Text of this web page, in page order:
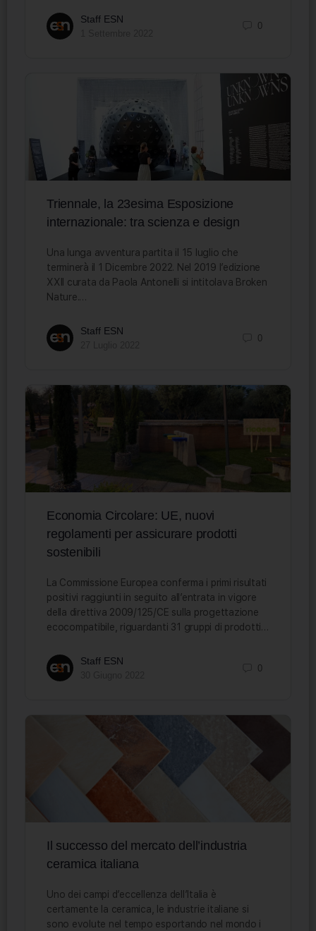
Staff ESN
0
Triennale, la 23esima Esposizione
internazionale: tra scienza e design
Una lunga avventura partita il 15 luglio che
terminerà il 1 Dicembre 2022. Nel 2019 l’edizione
XXII curata da Paola Antonelli si intitolava Broken
Nature.…
Staff ESN
0
Economia Circolare: UE, nuovi
regolamenti per assicurare prodotti
sostenibili
La Commissione Europea conferma i primi risultati
positivi raggiunti in seguito all’entrata in vigore
della direttiva 2009/125/CE sulla progettazione
ecocompatibile, riguardanti 31 gruppi di prodotti…
Staff ESN
0
Il successo del mercato dell’industria
ceramica italiana
Uno dei campi d’eccellenza dell’Italia è
certamente la ceramica, le industrie italiane si
sono evolute nel tempo esportando nel mondo i